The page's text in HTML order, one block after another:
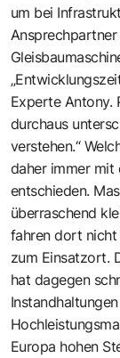
um bei
Experte Antony.
durchaus
verstehen.“
daher immer mit
entschieden.
überraschend
fahren dort nicht
zum Einsatzort.
hat dagegen
Europa hohen